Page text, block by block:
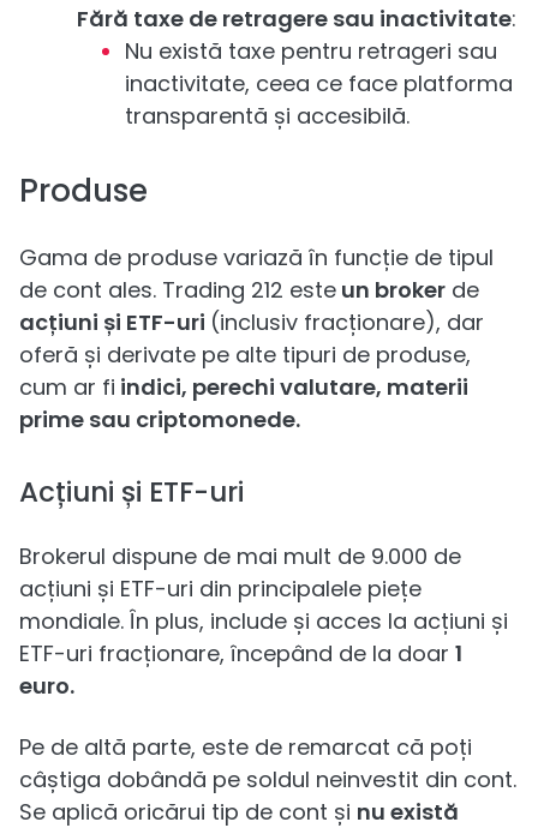
Fără taxe de retragere sau inactivitate:
Nu există taxe pentru retrageri sau
inactivitate, ceea ce face platforma
transparentă și accesibilă.
Produse
Gama de produse variază în funcție de tipul
de cont ales. Trading 212 este un broker de
acțiuni și ETF-uri (inclusiv fracționare), dar
oferă și derivate pe alte tipuri de produse,
cum ar fi indici, perechi valutare, materii
prime sau criptomonede.
Acțiuni și ETF-uri
Brokerul dispune de mai mult de 9.000 de
acțiuni și ETF-uri din principalele piețe
mondiale. În plus, include și acces la acțiuni și
ETF-uri fracționare, începând de la doar 1
euro.
Pe de altă parte, este de remarcat că poți
câștiga dobândă pe soldul neinvestit din cont.
Se aplică oricărui tip de cont și nu există